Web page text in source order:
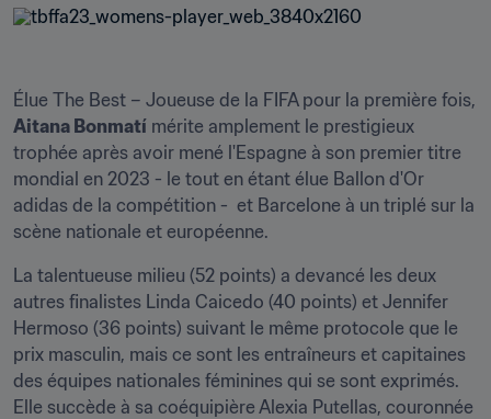
Aitana Bonmatí mérite amplement le prestigieux
trophée après avoir mené l'Espagne à son premier titre
mondial en 2023 - le tout en étant élue Ballon d'Or
adidas de la compétition -  et Barcelone à un triplé sur la
scène nationale et européenne.
La talentueuse milieu (52 points) a devancé les deux
autres finalistes Linda Caicedo (40 points) et Jennifer
Hermoso (36 points) suivant le même protocole que le
prix masculin, mais ce sont les entraîneurs et capitaines
des équipes nationales féminines qui se sont exprimés.
Elle succède à sa coéquipière Alexia Putellas, couronnée